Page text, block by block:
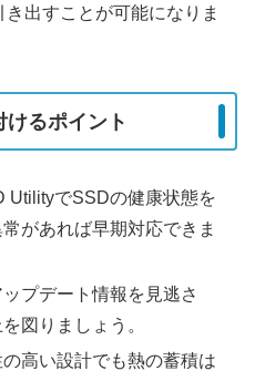
出すことが可能になりま
けるポイント
UtilityでSSDの健康状態を
があれば早期対応できま
ップデート情報を見逃さ
図りましょう。
の高い設計でも熱の蓄積は